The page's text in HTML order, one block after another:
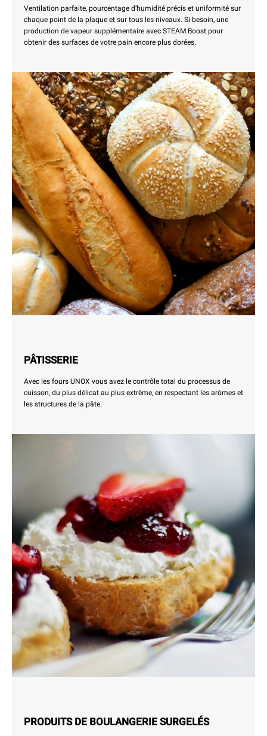
Ventilation parfaite, pourcentage d’humidité précis et uniformité sur
chaque point de la plaque et sur tous les niveaux. Si besoin, une
production de vapeur supplémentaire avec STEAM.Boost pour
obtenir des surfaces de votre pain encore plus dorées.
PÂTISSERIE
Avec les fours UNOX vous avez le contrôle total du processus de
cuisson, du plus délicat au plus extrême, en respectant les arômes et
les structures de la pâte.
PRODUITS DE BOULANGERIE SURGELÉS